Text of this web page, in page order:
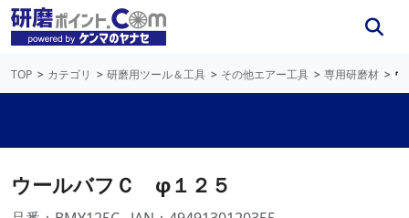
TOP カテゴリ 研磨用ツール＆工具 その他エアー工具 専用研磨材
ウールバフＣ φ１２５